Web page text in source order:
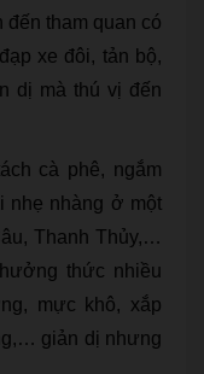
tham quan có
xe đôi, tản bộ,
dị mà thú vị đến
cà phê, ngắm
nhẹ nhàng ở một
Thanh Thủy,…
thức nhiều
mực khô, xắp
giản dị nhưng